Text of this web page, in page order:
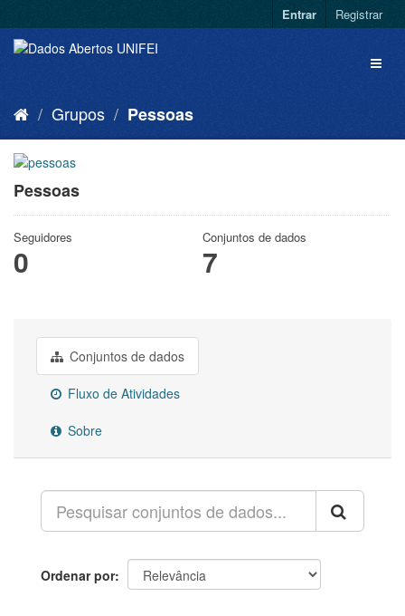
Entrar Registrar
Grupos Pessoas
Pessoas
Seguidores
0
Conjuntos de dados
7
Conjuntos de dados
Fluxo de Atividades
Sobre
Ordenar por